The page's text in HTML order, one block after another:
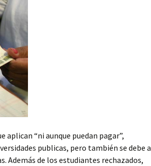
aplican “ni aunque puedan pagar”,
publicas, pero también se debe a
Además de los estudiantes rechazados,